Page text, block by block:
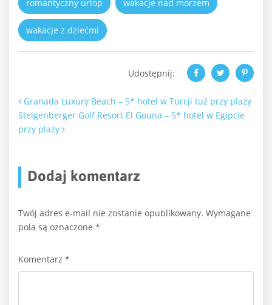
romantyczny urlop wakacje nad morzem
wakacje z dziećmi
Udostępnij:
Nawigacja po artykułach
Granada Luxury Beach – 5* hotel w Turcji tuż przy plaży
Steigenberger Golf Resort El Gouna – 5* hotel w Egipcie
przy plaży
Dodaj komentarz
Twój adres e-mail nie zostanie opublikowany. Wymagane
pola są oznaczone *
Komentarz *